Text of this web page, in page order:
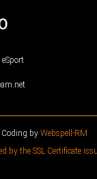
Coding by Webspell-RM